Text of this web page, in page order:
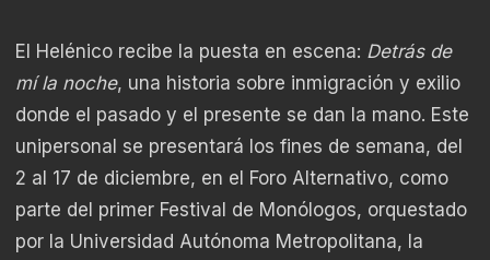
El Helénico recibe la puesta en escena: Detrás de
mí la noche, una historia sobre inmigración y exilio
donde el pasado y el presente se dan la mano. Este
unipersonal se presentará los fines de semana, del
2 al 17 de diciembre, en el Foro Alternativo, como
parte del primer Festival de Monólogos, orquestado
por la Universidad Autónoma Metropolitana, la